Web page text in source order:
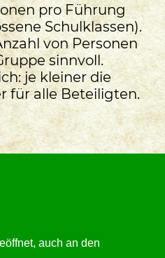
pro Führung
Schulklassen).
von Personen
sinnvoll.
je kleiner die
für alle Beteiligten.
auch an den